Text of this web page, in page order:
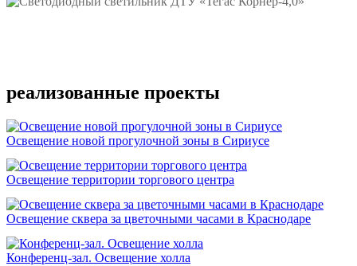
реализованные проекты
Освещение новой прогулочной зоны в Сириусе
Освещение территории торгового центра
Освещение сквера за цветочными часами в Краснодаре
Конференц-зал. Освещение холла